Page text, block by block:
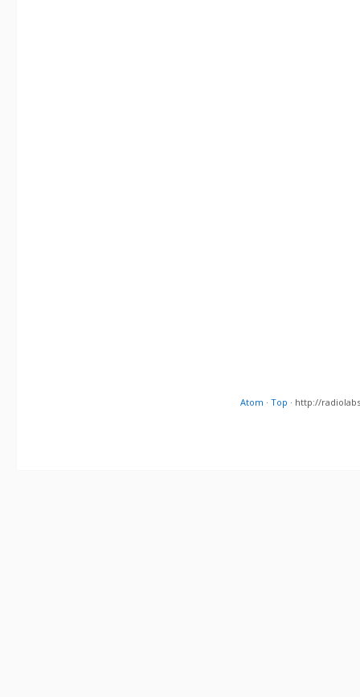
Atom · Top · http://